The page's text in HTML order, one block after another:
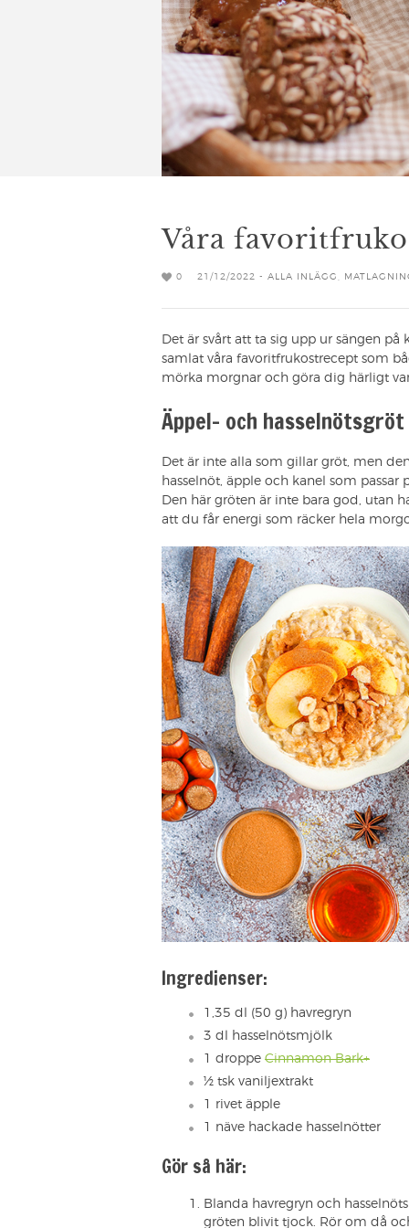
Våra
0 21/12/2022 - ALLA INLÄGG
Det är svårt att ta sig upp ur sängen
samlat våra favoritfrukostrecept som
mörka morgnar och göra dig härligt
Äppel- och hasselnötsgröt
Det är inte alla som gillar gröt, men
hasselnöt, äpple och kanel som
Den här gröten är inte bara god, utan
att du får energi som räcker hela
Ingredienser:
1,35 dl (50 g) havregryn
3 dl hasselnötsmjölk
1 droppe Cinnamon Bark+
½ tsk vaniljextrakt
1 rivet äpple
1 näve hackade hasselnötter
Gör så här:
Blanda havregryn och
gröten blivit tjock. Rör om då